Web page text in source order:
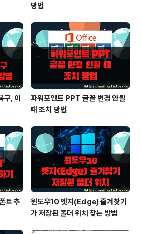
방법
구, 이
파워포인트 PPT 글꼴 변경 안될
때 조치 방법
트 추
윈도우10 엣지(Edge) 즐겨찾기
가 저장된 폴더 위치 찾는 방법